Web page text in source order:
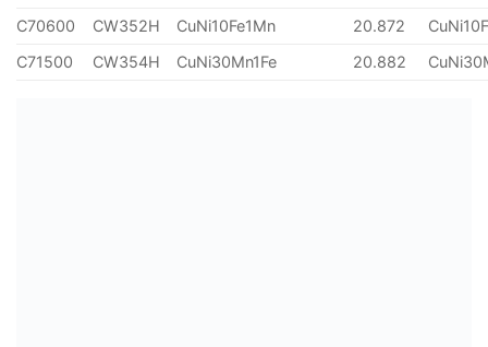
C70600
CW352H CuNi10Fe1Mn 20.872
C71500
CW354H CuNi30Mn1Fe 20.882